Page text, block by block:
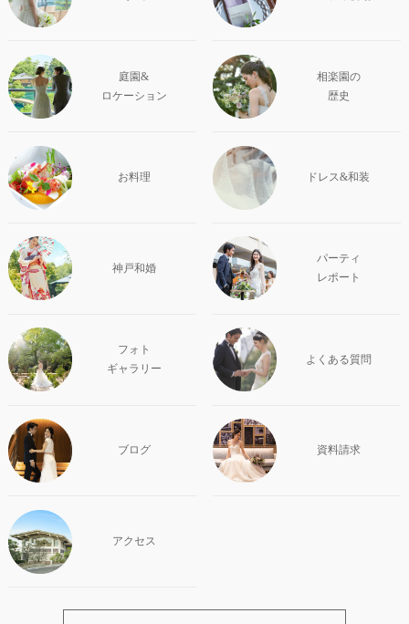
庭園&
ロケーション
相楽園の
歴史
お料理 ドレス&和装
神戸和婚
パーティ
レポート
フォト
ギャラリー
よくある質問
ブログ 資料請求
アクセス